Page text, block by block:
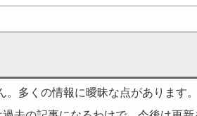
多くの情報に曖昧な点があります